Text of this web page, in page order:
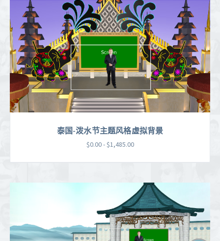
泰国-泼水节主题风格虚拟背景
$0.00 - $1,485.00